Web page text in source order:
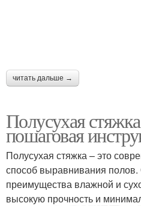
читать дальше →
Полусухая
пошаговая
Полусухая стяжка – это
способ выравнивания полов.
преимущества влажной и
высокую прочность и